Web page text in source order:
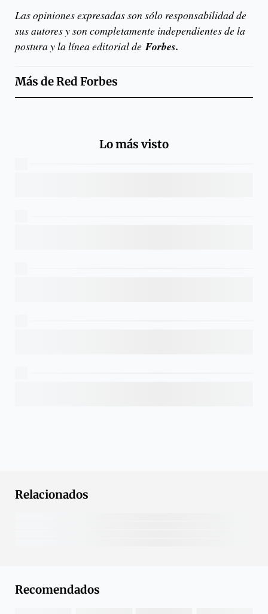
Las opiniones expresadas son sólo responsabilidad de
sus autores y son completamente independientes de la
postura y la línea editorial deForbes.
Más deRed Forbes
Lo más visto
Relacionados
Recomendados